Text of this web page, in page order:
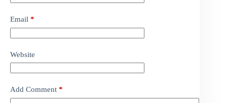
Email *
Website
Add Comment *